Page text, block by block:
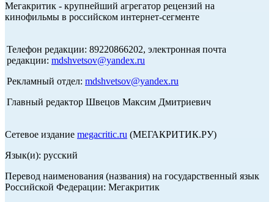
Мегакритик - крупнейший агрегатор рецензий на
кинофильмы в российском интернет-сегменте
Телефон редакции: 89220866202, электронная почта
редакции: mdshvetsov@yandex.ru
Рекламный отдел: mdshvetsov@yandex.ru
Главный редактор Швецов Максим Дмитриевич
Сетевое издание megacritic.ru (МЕГАКРИТИК.РУ)
Язык(и): русский
Перевод наименования (названия) на государственный язык
Российской Федерации: Мегакритик